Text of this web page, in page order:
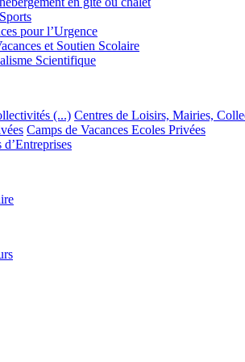
pour l’Urgence
et Soutien Scolaire
Scientifique
(...) Centres de Loisirs, Mairies,
Camps de Vacances Ecoles Privées
d’Entreprises